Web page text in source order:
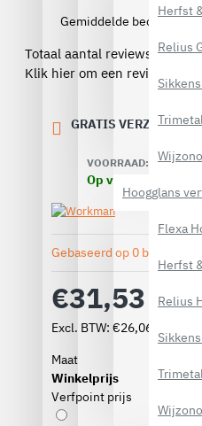
Herfst
Relius
Hoogglans
Flexa
Herfst
Relius
Gemiddelde beoordeling:
Totaal aantal reviews (0)
Klik hier om een review
GRATIS
VOORRAAD:
Op voorraad
Gebaseerd op 0
€31,53
Excl. BTW: €26,06
Maat
Winkelprijs
Verfpoint prijs